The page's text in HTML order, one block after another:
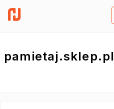
pamietaj.sklep.pl